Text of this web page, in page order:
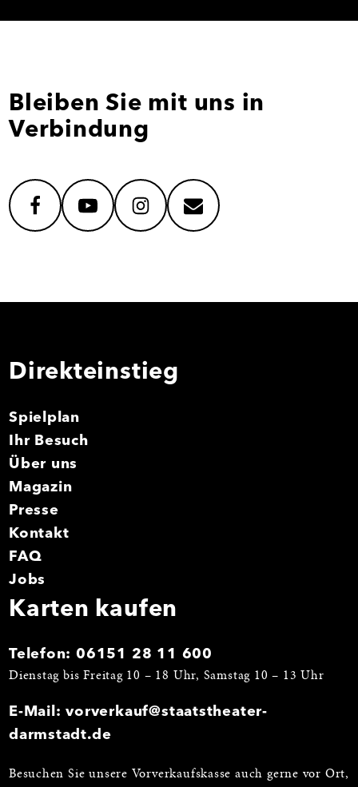
Bleiben Sie mit uns in
Verbindung
facebookyoutubeinstagrammail
Direkteinstieg
Spielplan
Ihr Besuch
Über uns
Magazin
Presse
Kontakt
FAQ
Jobs
Karten kaufen
Telefon:06151 28 11 600
Dienstag bis Freitag 10 – 18 Uhr, Samstag 10 – 13 Uhr
E-Mail:vorverkauf@staatstheater-
darmstadt.de
Besuchen Sie unsere Vorverkaufskasse auch gerne vor Ort,